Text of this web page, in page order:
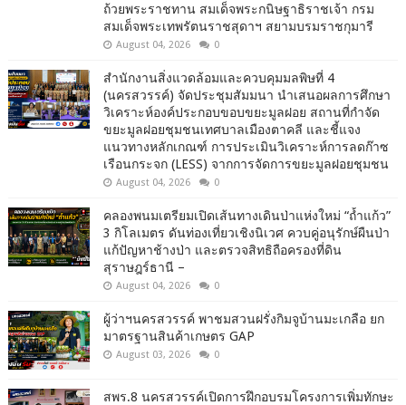
ถ้วยพระราชทาน สมเด็จพระกนิษฐาธิราชเจ้า กรม
สมเด็จพระเทพรัตนราชสุดาฯ สยามบรมราชกุมารี
August 04, 2026 0
สำนักงานสิ่งแวดล้อมและควบคุมมลพิษที่ 4
(นครสวรรค์) จัดประชุมสัมมนา นำเสนอผลการศึกษา
วิเคราะห์องค์ประกอบขอบขยะมูลฝอย สถานที่กำจัด
ขยะมูลฝอยชุมชนเทศบาลเมืองตาคลี และชี้แจง
แนวทางหลักเกณฑ์ การประเมินวิเคราะห์การลดก๊าซ
เรือนกระจก (LESS) จากการจัดการขยะมูลฝอยชุมชน
August 04, 2026 0
คลองพนมเตรียมเปิดเส้นทางเดินป่าแห่งใหม่ “ถ้ำแก้ว”
3 กิโลเมตร ดันท่องเที่ยวเชิงนิเวศ ควบคู่อนุรักษ์ผืนป่า
แก้ปัญหาช้างป่า และตรวจสิทธิถือครองที่ดิน
สุราษฎร์ธานี –
August 04, 2026 0
ผู้ว่าฯนครสวรรค์ พาชมสวนฝรั่งกิมจูบ้านมะเกลือ ยก
มาตรฐานสินค้าเกษตร GAP
August 03, 2026 0
สพร.8 นครสวรรค์เปิดการฝึกอบรมโครงการเพิ่มทักษะ